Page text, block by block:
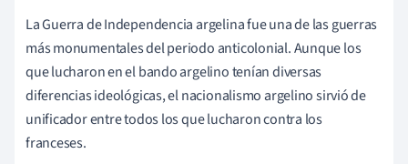
La Guerra de Independencia argelina fue una de las guerras
más monumentales del periodo anticolonial. Aunque los
que lucharon en el bando argelino tenían diversas
diferencias ideológicas, el nacionalismo argelino sirvió de
unificador entre todos los que lucharon contra los
franceses.